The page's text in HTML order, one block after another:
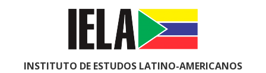
INSTITUTO DE ESTUDOS LATINO-AMERICANOS